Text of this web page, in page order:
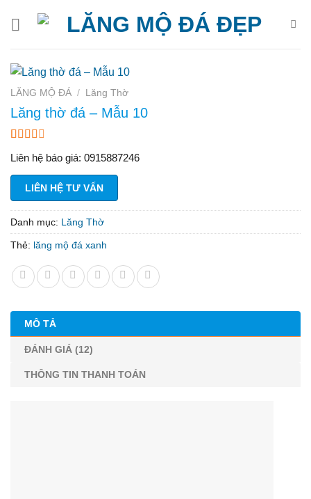
LĂNG MỘ ĐÁ / Lăng Thờ
Lăng thờ đá – Mẫu 10
trên 5
dựa
trên
đánh
Liên hệ báo giá: 0915887246
LIÊN HỆ TƯ VẤN
Danh mục: Lăng Thờ
Thẻ: lăng mộ đá xanh
MÔ TẢ
ĐÁNH GIÁ (12)
THÔNG TIN THANH TOÁN